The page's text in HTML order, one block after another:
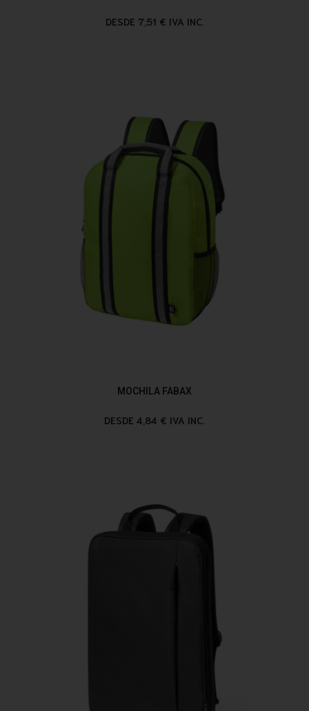
DESDE 7,51 € IVA INC.
MOCHILA FABAX
DESDE 4,84 € IVA INC.